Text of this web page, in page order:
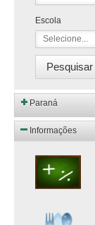
Escola
Selecione...
Pesquisar
Paraná
Informações